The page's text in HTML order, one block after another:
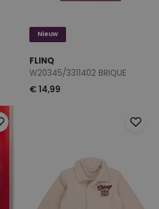
Nieuw
FLINQ
W20345/3311402 BRIQUE
€ 14,99